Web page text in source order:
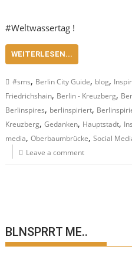
#Weltwassertag !
WEITERLESEN...
#sms, Berlin City Guide, blog,
Friedrichshain, Berlin - Kreuzberg,
Berlinspires, berlinspiriert,
Kreuzberg,Gedanken, Hauptstadt,
media,Oberbaumbrücke,Social
Leave a comment
BLNSPRRT ME..